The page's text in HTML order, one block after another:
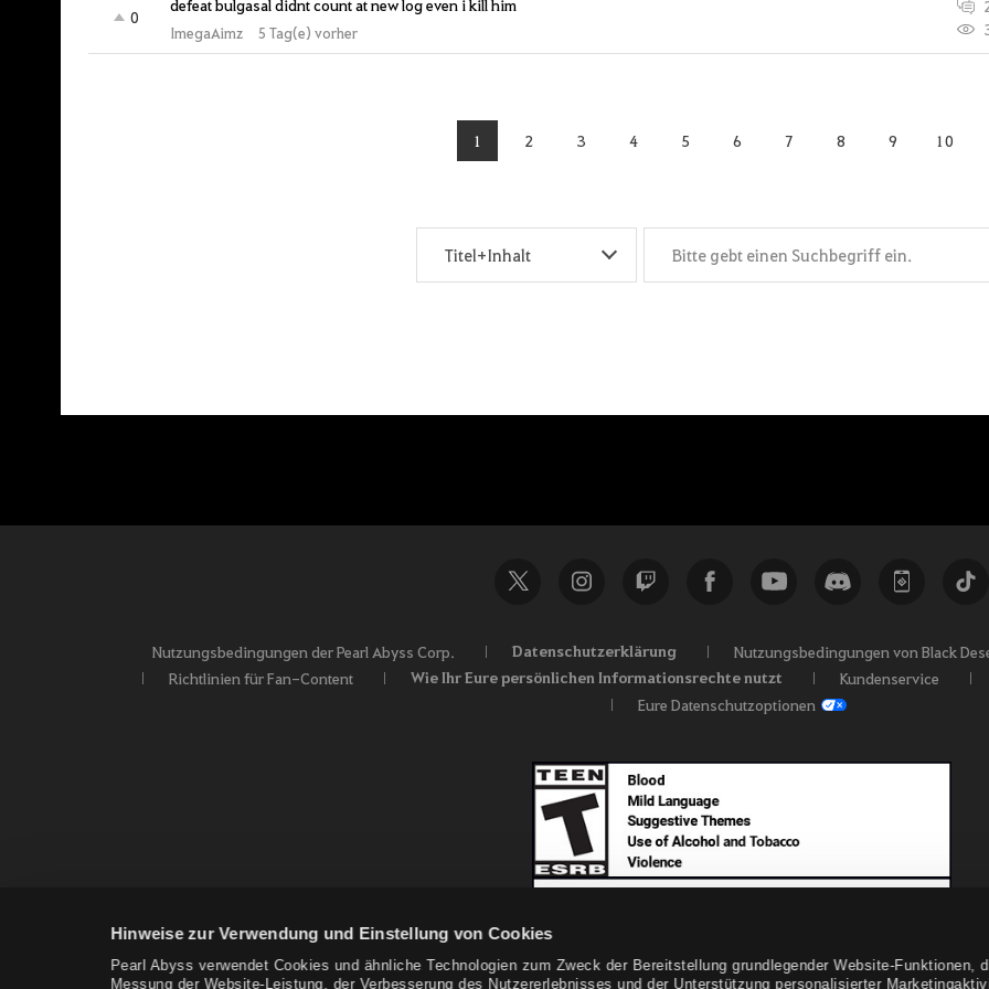
Hinweise zur Verwendung und Einstellung von Cookies
Pearl Abyss verwendet Cookies und ähnliche Technologien zum Zweck der Bereitstellung grundlegender Website-Funktionen,
Messung der Website-Leistung, der Verbesserung des Nutzererlebnisses und der Unterstützung personalisierter
0
defeat bulgasal didnt count at new log even i kill him
ImegaAimz 5 Tag(e) vorher
1 2 3 4 5 6 7 8 9 10
Nutzungsbedingungen der Pearl Abyss Corp. Datenschutzerklärung Nutzungsbedingungen von Black
Richtlinien für Fan-Content
Wie Ihr Eure persönlichen Informationsrechte nutzt Kundenservice
Eure Datenschutzoptionen